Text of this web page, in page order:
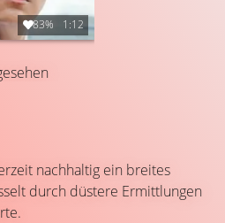
83% 1:12
nachhaltig ein breites
durch düstere Ermittlungen